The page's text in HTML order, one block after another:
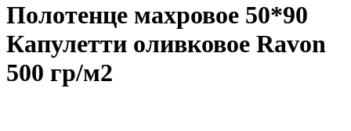
Полотенце махровое 50*90
Капулетти оливковое Ravon
500 гр/м2